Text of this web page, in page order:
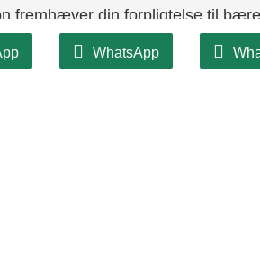
fremhæver din forpligtelse til
mens du nyder
WhatsApp